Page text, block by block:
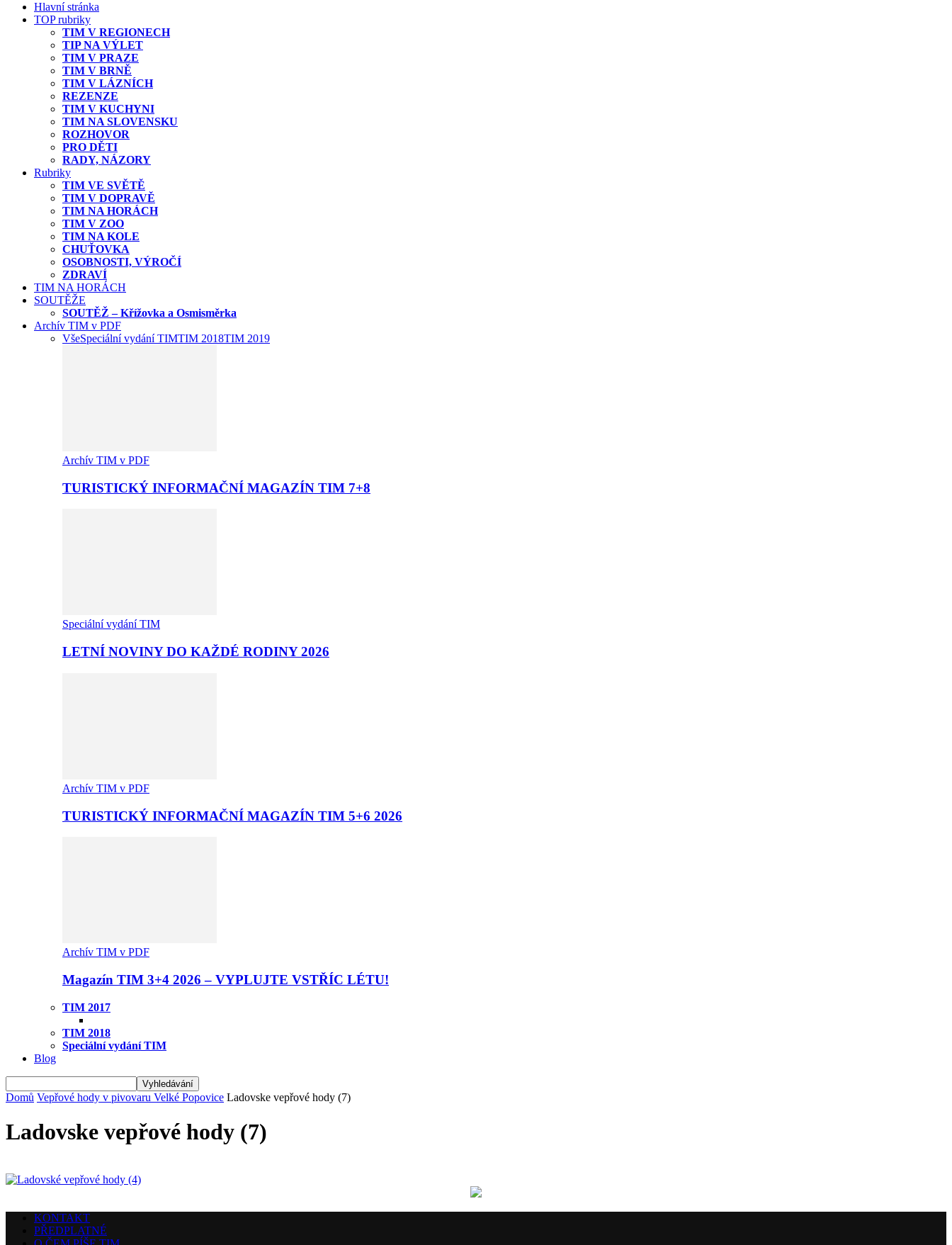
Hlavní stránka
TOP rubriky
TIM V REGIONECH
TIP NA VÝLET
TIM V PRAZE
TIM V BRNĚ
TIM V LÁZNÍCH
REZENZE
TIM V KUCHYNI
TIM NA SLOVENSKU
ROZHOVOR
PRO DĚTI
RADY, NÁZORY
Rubriky
TIM VE SVĚTĚ
TIM V DOPRAVĚ
TIM NA HORÁCH
TIM V ZOO
TIM NA KOLE
CHUŤOVKA
OSOBNOSTI, VÝROČÍ
ZDRAVÍ
TIM NA HORÁCH
SOUTĚŽE
SOUTĚŽ – Křížovka a Osmisměrka
Archív TIM v PDF
VšeSpeciální vydání TIMTIM 2018TIM 2019
Archív TIM v PDF
TURISTICKÝ INFORMAČNÍ MAGAZÍN TIM 7+8
Speciální vydání TIM
LETNÍ NOVINY DO KAŽDÉ RODINY 2026
Archív TIM v PDF
TURISTICKÝ INFORMAČNÍ MAGAZÍN TIM 5+6 2026
Archív TIM v PDF
Magazín TIM 3+4 2026 – VYPLUJTE VSTŘÍC LÉTU!
TIM 2017
TIM 2018
Speciální vydání TIM
Blog
Domů Vepřové hody v pivovaru Velké Popovice Ladovske vepřové hody (7)
Ladovske vepřové hody (7)
KONTAKT
PŘEDPLATNÉ